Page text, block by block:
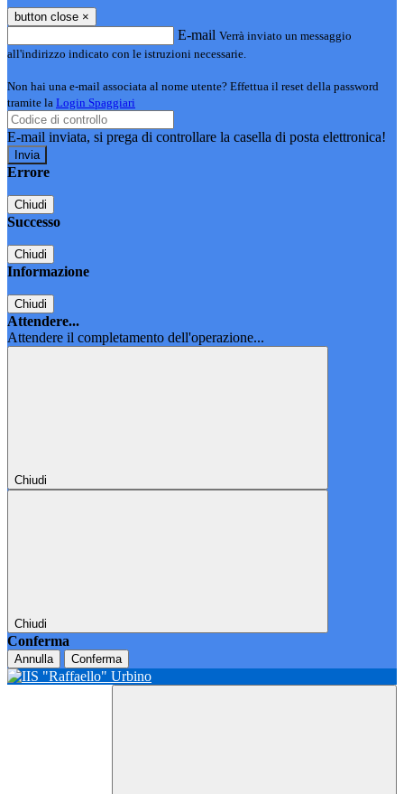
button close ×
E-mail Verrà inviato un messaggio
all'indirizzo indicato con le istruzioni necessarie.
Non hai una e-mail associata al nome utente? Effettua il reset della password
tramite la Login Spaggiari
E-mail inviata, si prega di controllare la casella di posta elettronica!
Errore
Chiudi
Successo
Chiudi
Informazione
Chiudi
Attendere...
Attendere il completamento dell'operazione...
Chiudi
Chiudi
Conferma
Annulla Conferma